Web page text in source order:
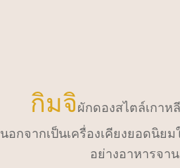
กิมจิ ผักดองสไตล์เกาห
นอกจากเป็นเครื่องเคียงยอดนิย
อย่างอาหารจา